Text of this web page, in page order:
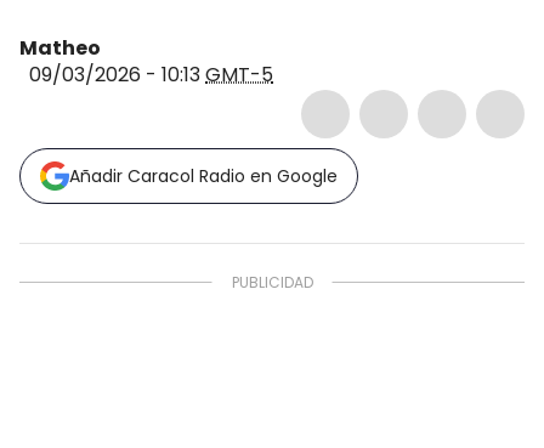
Matheo
09/03/2026 - 10:13GMT-5
Añadir Caracol Radio en Google